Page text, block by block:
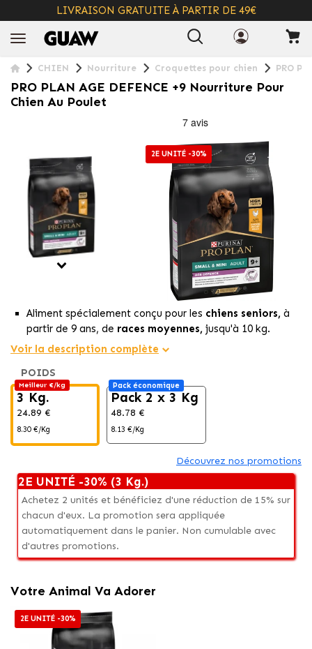
LIVRAISON GRATUITE À PARTIR DE 49€
CHIEN Nourriture Croquettes pour chien PRO
PRO PLAN AGE DEFENCE +9 Nourriture Pour
Chien Au Poulet
2E UNITÉ -30%
Aliment spécialement conçu pour les chiens seniors, à
partir de 9 ans, de races moyennes, jusqu'à 10 kg.
Offre unenutrition complète et équilibrée
comme ingrédient principal.
À teneur
chiens âgés ayant des besoins caloriques réduits,
contribuant ainsi aumaintien d'un poids sain.
Voir la description complète
POIDS
Meilleur €/kg
3 Kg.
24.89 €
8.30 €/Kg
Pack économique
Pack 2 x 3 Kg
48.78 €
8.13 €/Kg
Découvrez nos promotions
2E UNITÉ -30% (3 Kg.)
Achetez 2 unités et bénéficiez d'une réduction de 15% sur
chacun d'eux. La promotion sera appliquée
automatiquement dans le panier. Non cumulable avec
d'autres promotions.
Votre Animal Va Adorer
2E UNITÉ -30%